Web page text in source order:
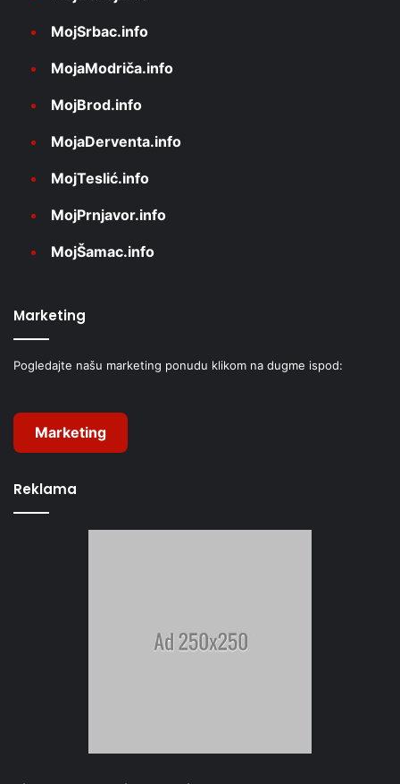
MojSrbac.info
MojaModriča.info
MojBrod.info
MojaDerventa.info
MojTeslić.info
MojPrnjavor.info
MojŠamac.info
Marketing
Pogledajte našu marketing ponudu klikom na dugme ispod:
Marketing
Reklama